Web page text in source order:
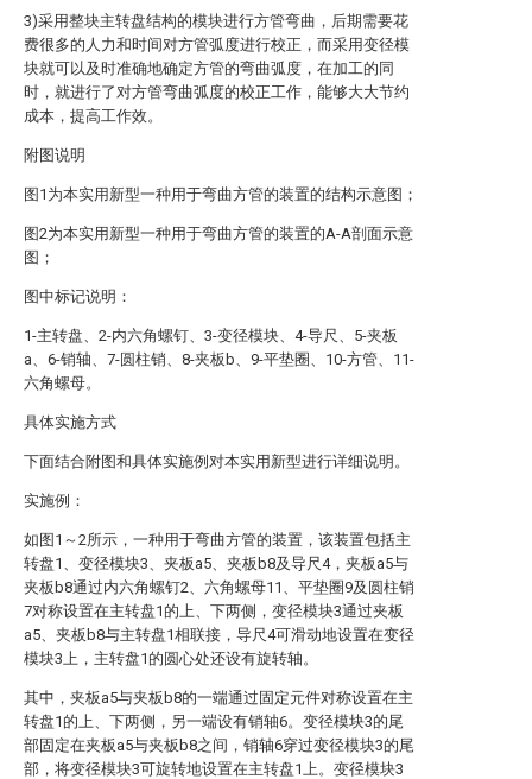
3)采用整块主转盘结构的模块进行方管弯曲，后期需要花
费很多的人力和时间对方管弧度进行校正，而采用变径模
块就可以及时准确地确定方管的弯曲弧度，在加工的同
时，就进行了对方管弯曲弧度的校正工作，能够大大节约
成本，提高工作效。
附图说明
图1为本实用新型一种用于弯曲方管的装置的结构示意图；
图2为本实用新型一种用于弯曲方管的装置的A-A剖面示意
图；
图中标记说明：
1-主转盘、2-内六角螺钉、3-变径模块、4-导尺、5-夹板
a、6-销轴、7-圆柱销、8-夹板b、9-平垫圈、10-方管、11-
六角螺母。
具体实施方式
下面结合附图和具体实施例对本实用新型进行详细说明。
实施例：
如图1～2所示，一种用于弯曲方管的装置，该装置包括主
转盘1、变径模块3、夹板a5、夹板b8及导尺4，夹板a5与
夹板b8通过内六角螺钉2、六角螺母11、平垫圈9及圆柱销
7对称设置在主转盘1的上、下两侧，变径模块3通过夹板
a5、夹板b8与主转盘1相联接，导尺4可滑动地设置在变径
模块3上，主转盘1的圆心处还设有旋转轴。
其中，夹板a5与夹板b8的一端通过固定元件对称设置在主
转盘1的上、下两侧，另一端设有销轴6。变径模块3的尾
部固定在夹板a5与夹板b8之间，销轴6穿过变径模块3的尾
部，将变径模块3可旋转地设置在主转盘1上。变径模块3